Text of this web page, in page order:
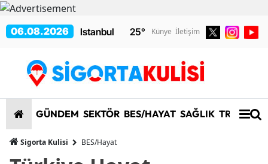
06.08.2026 25° Künye İletişim
GÜNDEM SEKTÖR BES/HAYAT SAĞLIK TRAFİK/
Sigorta Kulisi BES/Hayat